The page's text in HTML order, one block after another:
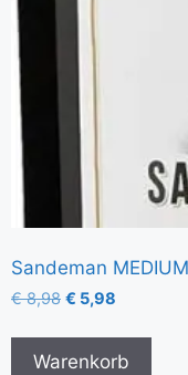
Sandeman
€8,98 € 5,98
Warenkorb